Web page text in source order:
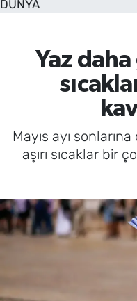
DÜNYA
Yaz
Mayıs ayı
aşırı sıcaklar bir